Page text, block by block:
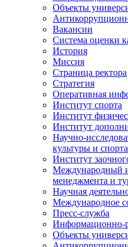
Объекты
Вакансии
Система оценки
История
Миссия
Страница ректора
Стратегия
Оперативная
Институт спорта
Институт
Институт
Научно-
культуры и спорта
Институт
Международный
менеджмента и
Научная
Международное
Пресс-служба
Информационно-
Объекты